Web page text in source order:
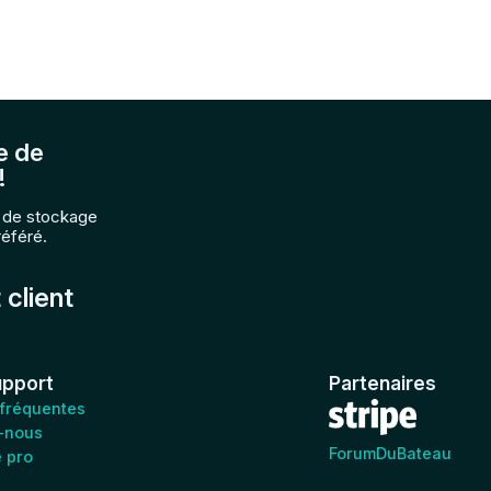
de
stockage
client
pro
Partenaires
ForumDuBateau